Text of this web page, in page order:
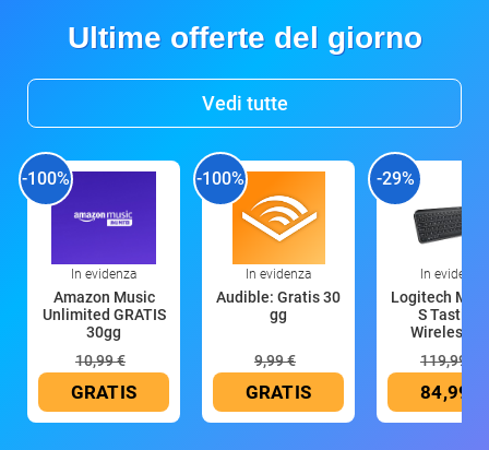
Ultime offerte del giorno
Vedi tutte
-100%
In evidenza
Amazon Music
Unlimited GRATIS
30gg
10,99 €
GRATIS
-100%
In evidenza
Audible: Gratis 30
gg
9,99 €
GRATIS
-29%
In evidenza
Logitech MX
S Tastiera
Wireless
119,99 €
84,99 €